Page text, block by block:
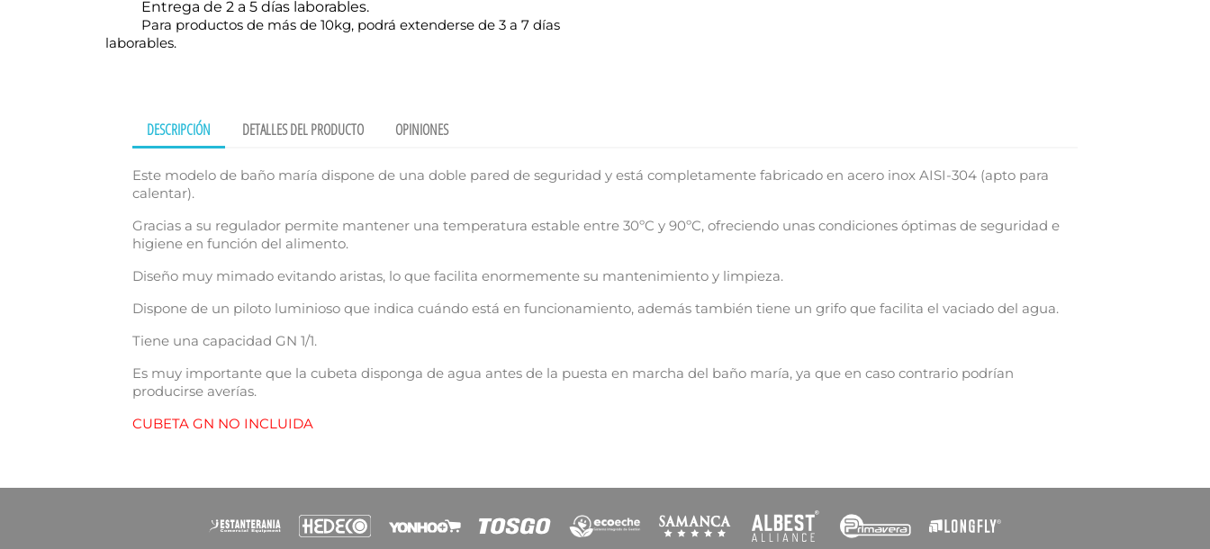
Entrega de 2 a 5 días laborables.
Para productos de más de 10kg, podrá extenderse de 3 a 7 días
laborables.
DESCRIPCIÓN DETALLES DEL PRODUCTO OPINIONES
Este modelo de baño maría dispone de una doble pared de seguridad y está completamente fabricado en acero inox AISI-304 (apto para
calentar).
Gracias a su regulador permite mantener una temperatura estable entre 30ºC y 90ºC, ofreciendo unas condiciones óptimas de seguridad e
higiene en función del alimento.
Diseño muy mimado evitando aristas, lo que facilita enormemente su mantenimiento y limpieza.
Dispone de un piloto luminioso que indica cuándo está en funcionamiento, además también tiene un grifo que facilita el vaciado del agua.
Tiene una capacidad GN 1/1.
Es muy importante que la cubeta disponga de agua antes de la puesta en marcha del baño maría, ya que en caso contrario podrían
producirse averías.
CUBETA GN NO INCLUIDA
Crear lista de deseos ×